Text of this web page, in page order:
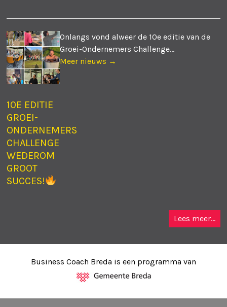
10E EDITIE
GROEI-
ONDERNEMERS
CHALLENGE
WEDEROM
GROOT
SUCCES!
Onlangs vond alweer de 10e editie van de
Groei-Ondernemers Challenge...
Meer nieuws →
Lees meer...
Business Coach Breda is een programma van